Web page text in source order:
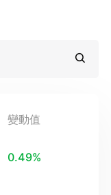
變動值
0.49%